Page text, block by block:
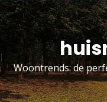
Skip
to
content
Woontrends: de